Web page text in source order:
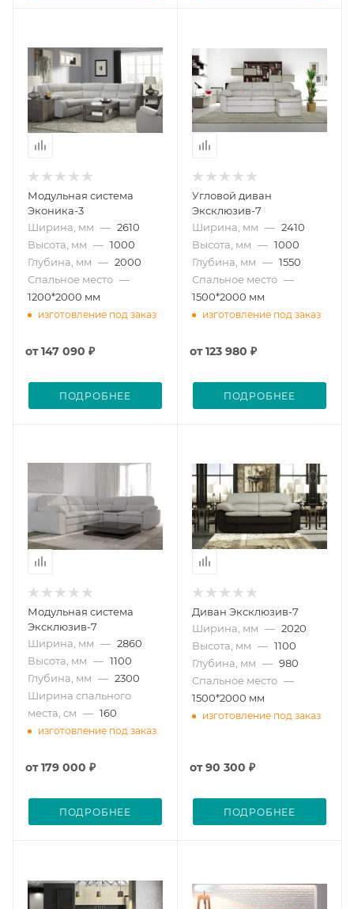
Модульная система
Эконика-3
Ширина, мм — 2610
Высота, мм — 1000
Глубина, мм — 2000
Спальное место —
1200*2000 мм
изготовление под заказ
от147 090 ₽
ПОДРОБНЕЕ
Угловой диван
Эксклюзив-7
Ширина, мм — 2410
Высота, мм — 1000
Глубина, мм — 1550
Спальное место —
1500*2000 мм
изготовление под заказ
от123 980 ₽
ПОДРОБНЕЕ
Модульная система
Эксклюзив-7
Ширина, мм — 2860
Высота, мм — 1100
Глубина, мм — 2300
Ширина спального
места, см — 160
изготовление под заказ
от179 000 ₽
ПОДРОБНЕЕ
Диван Эксклюзив-7
Ширина, мм — 2020
Высота, мм — 1100
Глубина, мм — 980
Спальное место —
1500*2000 мм
изготовление под заказ
от90 300 ₽
ПОДРОБНЕЕ